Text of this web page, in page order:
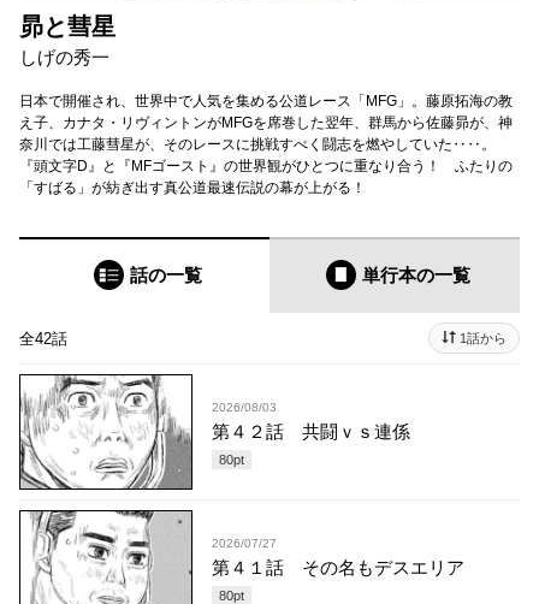
昴と彗星
しげの秀一
日本で開催され、世界中で人気を集める公道レース「MFG」。藤原拓海の教
え子、カナタ・リヴィントンがMFGを席巻した翌年、群馬から佐藤昴が、神
奈川では工藤彗星が、そのレースに挑戦すべく闘志を燃やしていた‥‥。
『頭文字D』と『MFゴースト』の世界観がひとつに重なり合う！ ふたりの
「すばる」が紡ぎ出す真公道最速伝説の幕が上がる！
話の一覧 単行本の一覧
全42話 1話から
2026/08/03
第４２話 共闘ｖｓ連係
80pt
2026/07/27
第４１話 その名もデスエリア
80pt